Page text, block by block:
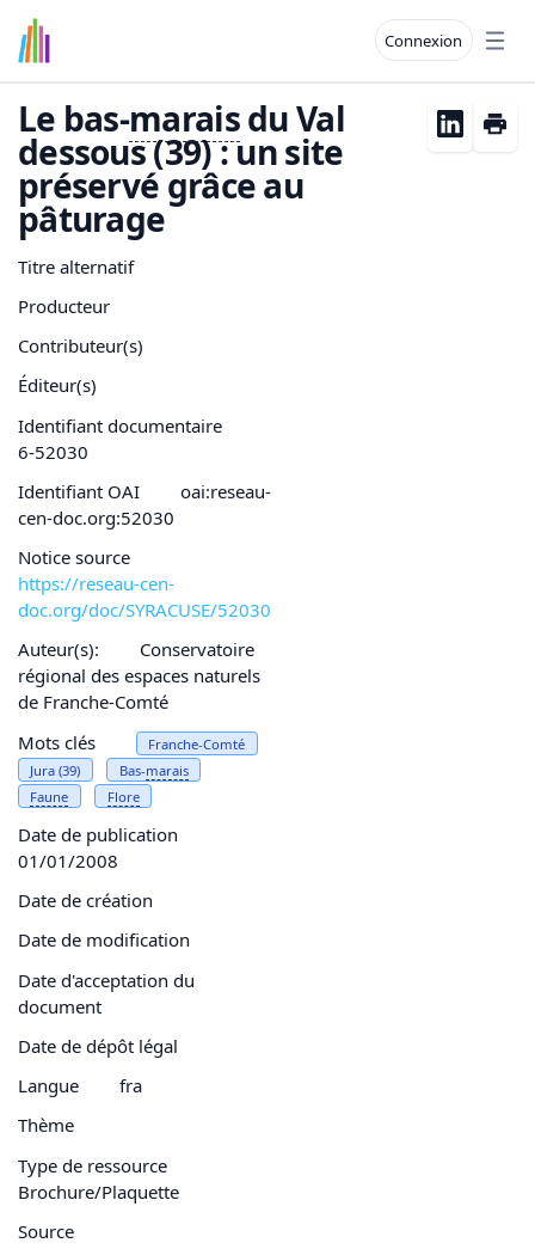
Connexion
Le bas-maraisdu Val
dessous (39) : un site
préservé grâce au
pâturage
Titre alternatif
Producteur
Contributeur(s)
Éditeur(s)
Identifiant documentaire
6-52030
Identifiant OAI
oai:reseau-
cen-doc.org:52030
Notice source
https://reseau-cen-
doc.org/doc/SYRACUSE/52030
Auteur(s):
Conservatoire
régional des espaces naturels
de Franche-Comté
Mots clés
Franche-Comté
Jura (39)
Bas-marais
Faune
Flore
Date de publication
01/01/2008
Date de création
Date de modification
Date d'acceptation du
document
Date de dépôt légal
Langue
fra
Thème
Type de ressource
Brochure/Plaquette
Source